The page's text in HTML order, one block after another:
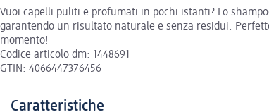
Vuoi capelli puliti e profumati in pochi istanti? Lo
garantendo un risultato naturale e senza residui.
momento!
Codice articolo dm: 1448691
GTIN: 4066447376456
Caratteristiche